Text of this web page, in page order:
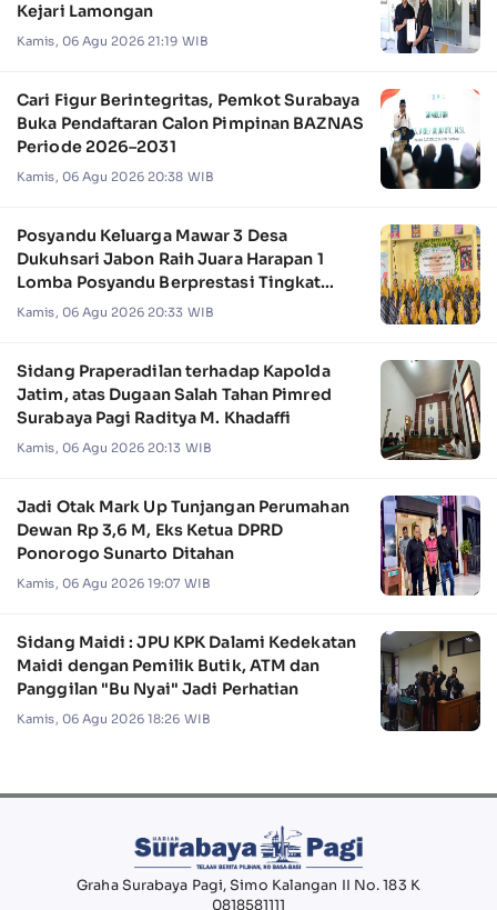
Kejari Lamongan
Kamis, 06 Agu 2026 21:19 WIB
Cari Figur Berintegritas, Pemkot Surabaya
Buka Pendaftaran Calon Pimpinan BAZNAS
Periode 2026–2031
Kamis, 06 Agu 2026 20:38 WIB
Posyandu Keluarga Mawar 3 Desa
Dukuhsari Jabon Raih Juara Harapan 1
Lomba Posyandu Berprestasi Tingkat
Jawa Timur 2026
Kamis, 06 Agu 2026 20:33 WIB
Sidang Praperadilan terhadap Kapolda
Jatim, atas Dugaan Salah Tahan Pimred
Surabaya Pagi Raditya M. Khadaffi
Kamis, 06 Agu 2026 20:13 WIB
Jadi Otak Mark Up Tunjangan Perumahan
Dewan Rp 3,6 M, Eks Ketua DPRD
Ponorogo Sunarto Ditahan
Kamis, 06 Agu 2026 19:07 WIB
Sidang Maidi : JPU KPK Dalami Kedekatan
Maidi dengan Pemilik Butik, ATM dan
Panggilan "Bu Nyai" Jadi Perhatian
Kamis, 06 Agu 2026 18:26 WIB
Graha Surabaya Pagi, Simo Kalangan II No. 183 K
0818581111